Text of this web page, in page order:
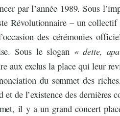
par l’année 1989. Sous
Révolutionnaire – un collectif
des cérémonies
Sous le slogan « dette,
aux exclus la place qui leur
du sommet des
de l’existence des dernières
il y a un grand concert